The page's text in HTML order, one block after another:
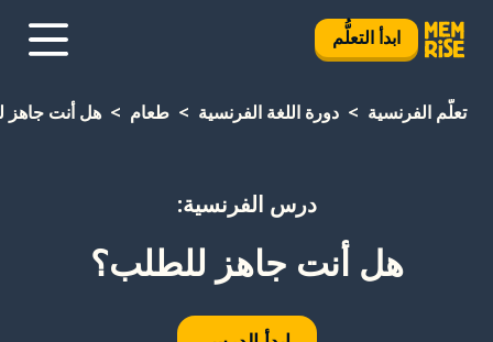
ابدأ التعلُّم
تعلَّم الفرنسية دورة اللغة الفرنسية طعام هل أنت جاهز
درس الفرنسية:
هل أنت جاهز للطلب؟